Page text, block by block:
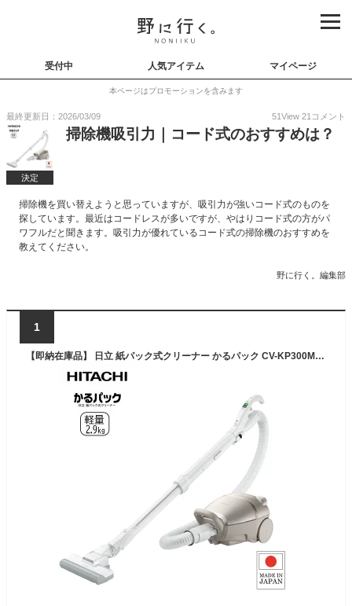
受付中 人気アイテム マイページ
本ページはプロモーションを含みます
最終更新日：2026/03/09 51View 21 コメント
決定
掃除機吸引力｜コード式のおすすめは？
掃除機を買い替えようと思っていますが、吸引力が強いコード式のものを
探しています。最近はコードレスが多いですが、やはりコード式の方がパ
ワフルだと聞きます。吸引力が優れているコード式の掃除機のおすすめを
教えてください。
野に行く。編集部
1
【即納在庫品】 日立 紙パック式クリーナー かるパック CV-KP300MN ライトゴールド コード式 掃除機 日本製 HITACHI